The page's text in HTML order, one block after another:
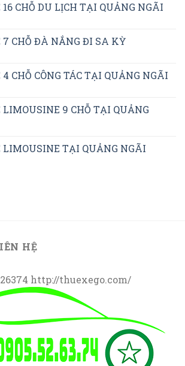
CHỖ DU LỊCH TẠI QUẢNG NGÃI
7 CHỖ ĐÀ NẮNG ĐI SA KỲ
CHỖ CÔNG TÁC TẠI QUẢNG NGÃI
9 CHỖ TẠI QUẢNG
LIMOUSINE TẠI QUẢNG NGÃI
HỆ
http://thuexego.com/